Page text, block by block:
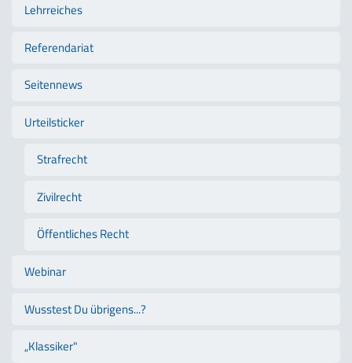
Lehrreiches
Referendariat
Seitennews
Urteilsticker
Strafrecht
Zivilrecht
Öffentliches Recht
Webinar
Wusstest Du übrigens...?
„Klassiker"